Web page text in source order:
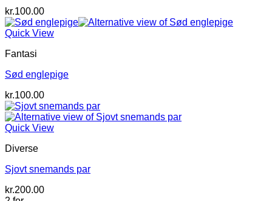
kr.100.00
Quick View
Fantasi
Sød englepige
kr.100.00
Quick View
Diverse
Sjovt snemands par
kr.200.00